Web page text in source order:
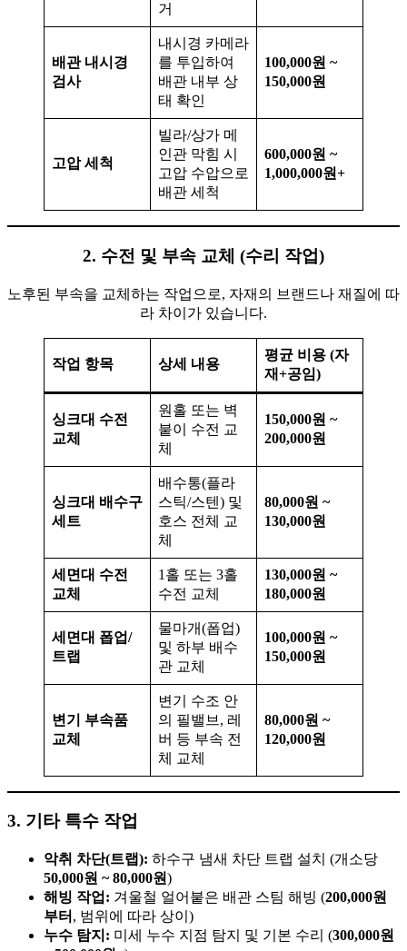
거
배관 내시경
검사
내시경 카메라
를 투입하여
배관 내부 상
태 확인
100,000원 ~
150,000원
고압 세척
빌라/상가 메
인관 막힘 시
고압 수압으로
배관 세척
600,000원 ~
1,000,000원+
2. 수전 및 부속 교체 (수리 작업)
노후된 부속을 교체하는 작업으로, 자재의 브랜드나 재질에 따
라 차이가 있습니다.
작업 항목 상세 내용
평균 비용 (자
재+공임)
싱크대 수전
교체
원홀 또는 벽
붙이 수전 교
체
150,000원 ~
200,000원
싱크대 배수구
세트
배수통(플라
스틱/스텐) 및
호스 전체 교
체
80,000원 ~
130,000원
세면대 수전
교체
1홀 또는 3홀
수전 교체
130,000원 ~
180,000원
세면대 폽업/
트랩
물마개(폽업)
및 하부 배수
관 교체
100,000원 ~
150,000원
변기 부속품
교체
변기 수조 안
의 필밸브, 레
버 등 부속 전
체 교체
80,000원 ~
120,000원
3. 기타 특수 작업
악취 차단(트랩): 하수구 냄새 차단 트랩 설치 (개소당
50,000원 ~ 80,000원)
해빙 작업: 겨울철 얼어붙은 배관 스팀 해빙 (200,000원
부터 , 범위에 따라 상이)
누수 탐지: 미세 누수 지점 탐지 및 기본 수리 (300,000원